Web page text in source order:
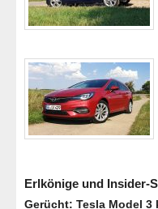
Erlkönige und Insider-
Gerücht: Tesla Model